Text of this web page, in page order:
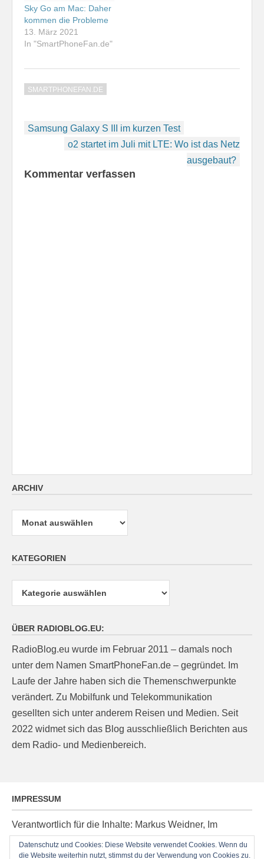
man sich nun zuerst
"durchhangeln" muss.
Das größte Problem bei
diesem…
Sky Go am Mac: Daher
kommen die Probleme
13. März 2021
In "SmartPhoneFan.de"
SMARTPHONEFAN.DE
Beitragsnavigation
Samsung Galaxy S III im kurzen Test
o2 startet im Juli mit LTE: Wo ist das Netz
ausgebaut?
Kommentar verfassen
ARCHIV
Archiv
KATEGORIEN
ÜBER RADIOBLOG.EU:
RadioBlog.eu wurde im Februar 2011 – damals noch
unter dem Namen SmartPhoneFan.de – gegründet. Im
Laufe der Jahre haben sich die Themenschwerpunkte
verändert. Zu Mobilfunk und Telekommunikation
gesellten sich unter anderem Reisen und Medien. Seit
2022 widmet sich das Blog ausschließlich Berichten aus
dem Radio- und Medienbereich.
IMPRESSUM
Verantwortlich für die Inhalte: Markus Weidner, Im
Ziegelacker 20, D-63599 Biebergemünd, E-Mail:
post@radioblog.eu
Datenschutz und Cookies: Diese Website verwendet Cookies. Wenn du
die Website weiterhin nutzt, stimmst du der Verwendung von Cookies zu.